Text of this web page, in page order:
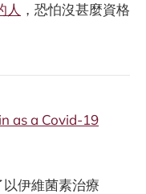
人 ，恐怕沒甚麼資格
as a Covid-19
以伊維菌素治療